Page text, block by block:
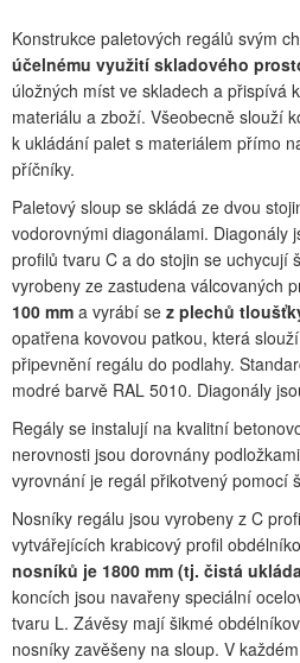
Konstrukce paletových regálů svým
účelnému využití skladového
úložných míst ve skladech a přispívá
materiálu a zboží. Všeobecně slouží
k ukládání palet s materiálem přímo
příčníky.
Paletový sloup se skládá ze dvou
vodorovnými diagonálami. Diagonály
profilů tvaru C a do stojin se uchycují
vyrobeny ze zastudena válcovaných
100 mm a vyrábí se z plechů
opatřena kovovou patkou, která
připevnění regálu do podlahy.
modré barvě RAL 5010. Diagonály
Regály se instalují na kvalitní
nerovnosti jsou dorovnány
vyrovnání je regál přikotvený pomocí
Nosníky regálu jsou vyrobeny z C
vytvářejících krabicový profil
nosníků je 1800 mm (tj. čistá
koncích jsou navařeny speciální
tvaru L. Závěsy mají šikmé
nosníky zavěšeny na sloup. V